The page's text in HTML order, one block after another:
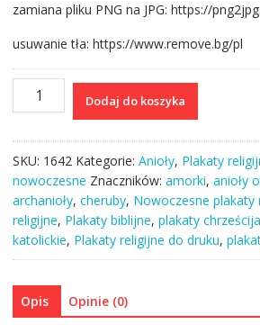
zamiana pliku PNG na JPG: https://
usuwanie tła: https://www.remove.bg/pl
ilość
religijny
dla
parafii
dla
księdza
-
Zwiastowanie
-
grafika
Dodaj do koszyka
SKU: 1642 Kategorie: Anioły, Plakaty
nowoczesne Znaczników: amorki, anioły
archanioły, cheruby, Nowoczesne plakaty
religijne, Plakaty biblijne, plakaty
katolickie, Plakaty religijne do druku,
Opis Opinie (0)